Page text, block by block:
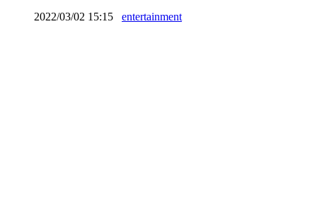
2022/03/02 15:15 entertainment